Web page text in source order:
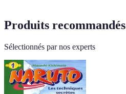
Produits recommandés
Sélectionnés par nos experts